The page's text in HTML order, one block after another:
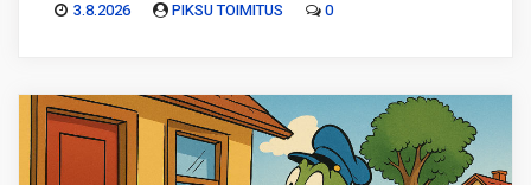
3.8.2026 PIKSU TOIMITUS 0